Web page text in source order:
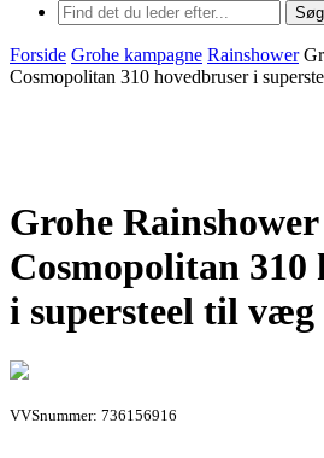
Søg
Forside Grohe kampagne Rainshower
Cosmopolitan 310 hovedbruser i
Grohe Rainshower
Cosmopolitan 310
i supersteel til væg
VVSnummer: 736156916